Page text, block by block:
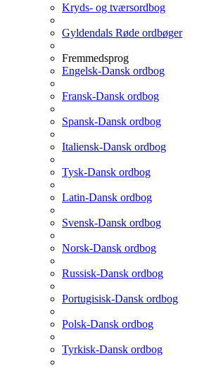
Kryds- og tværsordbog
Gyldendals Røde ordbøger
Fremmedsprog
Engelsk-Dansk ordbog
Fransk-Dansk ordbog
Spansk-Dansk ordbog
Italiensk-Dansk ordbog
Tysk-Dansk ordbog
Latin-Dansk ordbog
Svensk-Dansk ordbog
Norsk-Dansk ordbog
Russisk-Dansk ordbog
Portugisisk-Dansk ordbog
Polsk-Dansk ordbog
Tyrkisk-Dansk ordbog